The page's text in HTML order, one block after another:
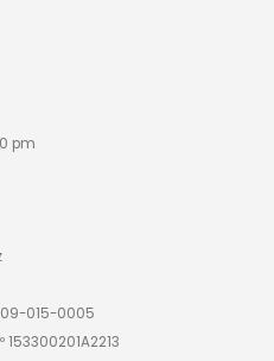
pm
09-015-0005